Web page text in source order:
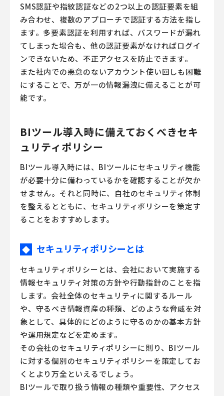
SMS認証や指紋認証などの2つ以上の認証要素を組
み合わせ、複数のアプローチで認証する方法を指し
ます。多要素認証を利用すれば、パスワードが漏れ
てしまった場合も、他の認証要素がなければログイ
ンできないため、不正アクセスを防止できます。
また社内での悪意のないアカウント使い回しも困難
にすることで、万が一の情報漏洩に備えることが可
能です。
BIツール導入時に備えておくべきセキ
ュリティポリシー
BIツール導入時には、BIツールにセキュリティ機能
が必要十分に備わっているかを確認することが欠か
せません。それと同時に、自社のセキュリティ体制
を整えるとともに、セキュリティポリシーを策定す
ることをおすすめします。
◆ セキュリティポリシーとは
セキュリティポリシーとは、会社において実施する
情報セキュリティ対策の方針や行動指針のことを指
します。会社全体のセキュリティに関するルール
や、守るべき情報資産の種類、どのような脅威を対
象として、具体的にどのように守るのかの基本方針
や運用規定などを定めます。
その会社のセキュリティポリシーに則り、BIツール
に対する個別のセキュリティポリシーを策定してお
くとより万全といえるでしょう。
BIツールで取り扱う情報の種類や重要性、アクセス